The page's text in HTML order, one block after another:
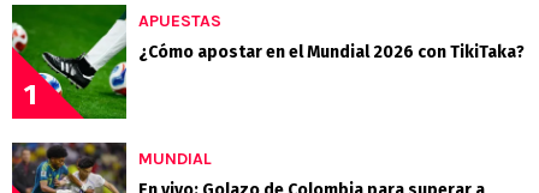
1
APUESTAS
¿Cómo apostar en el Mundial 2026 con TikiTaka?
MUNDIAL